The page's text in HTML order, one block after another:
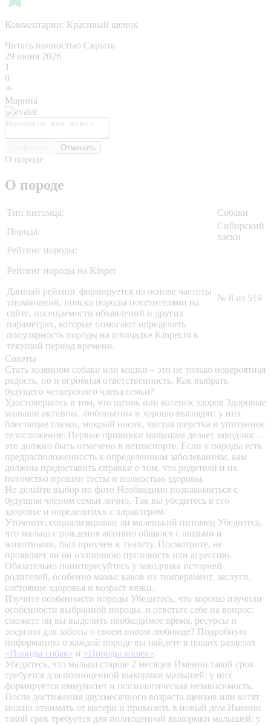
Комментарии: Красивый щенок
Читать полностью Скрыть
29 июня 2026
1
0
Марина
Отменить
О породе
О породе
Тип питомца:
Собаки
Порода:
Сибирский
хаски
Рейтинг породы:
Рейтинг породы на Kinpet
Данный рейтинг формируется на основе частоты
упоминаний, поиска породы посетителями на
сайте, посещаемости объявлений и других
параметрах, которые помогают определить
популярность породы на площадке Kinpet.ru в
текущий период времени.
№ 8 из 519
Советы
Стать хозяином собаки или кошки – это не только невероятная
радость, но и огромная ответственность. Как выбрать
будущего четвероного члена семьи?
Удостоверьтесь в том, что щенок или котенок здоров Здоровые
малыши активны, любопытны и хорошо выглядят: у них
блестящие глазки, мокрый носик, чистая шерстка и упитанное
телосложение. Первые прививки малышам делает заводчик –
это должно быть отмечено в ветпаспорте. Если у породы есть
предрасположенность к определенным заболеваниям, вам
должны предоставить справки о том, что родители и их
потомство прошли тесты и полностью здоровы.
Не делайте выбор по фото Необходимо познакомиться с
будущим членом семьи лично. Так вы убедитесь в его
здоровье и определитесь с характером.
Уточните, социализирован ли маленький питомец Убедитесь,
что малыш с рождения активно общался с людьми и
животными, был приучен к туалету. Посмотрите, не
проявляет ли он излишнюю пугливость или агрессию.
Обязательно поинтересуйтесь у заводчика историей
родителей, особенно мамы: каков их темперамент, заслуги,
состояние здоровья и возраст вязки.
Изучите особенности породы Убедитесь, что хорошо изучили
особенности выбранной породы, и ответьте себе на вопрос:
сможете ли вы выделить необходимое время, ресурсы и
энергию для заботы о своем новом любимце? Подробную
информацию о каждой породе вы найдете в наших разделах
«Породы собак» и «Породы кошек».
Убедитесь, что малыш старше 2 месяцев Именно такой срок
требуется для полноценной выкормки малышей: у них
формируется иммунитет и психологическая независимость.
После достижения двухмесячного возраста щенков или котят
можно отнимать от матери и привозить в новый дом.Именно
такой срок требуется для полноценной выкормки малышей: у